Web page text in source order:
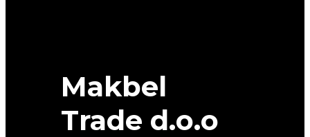
Makbel
Trade d.o.o